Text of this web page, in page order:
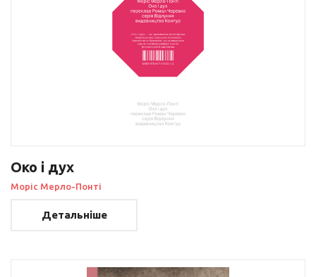
Око і дух
Моріс Мерло-Понті
Детальніше